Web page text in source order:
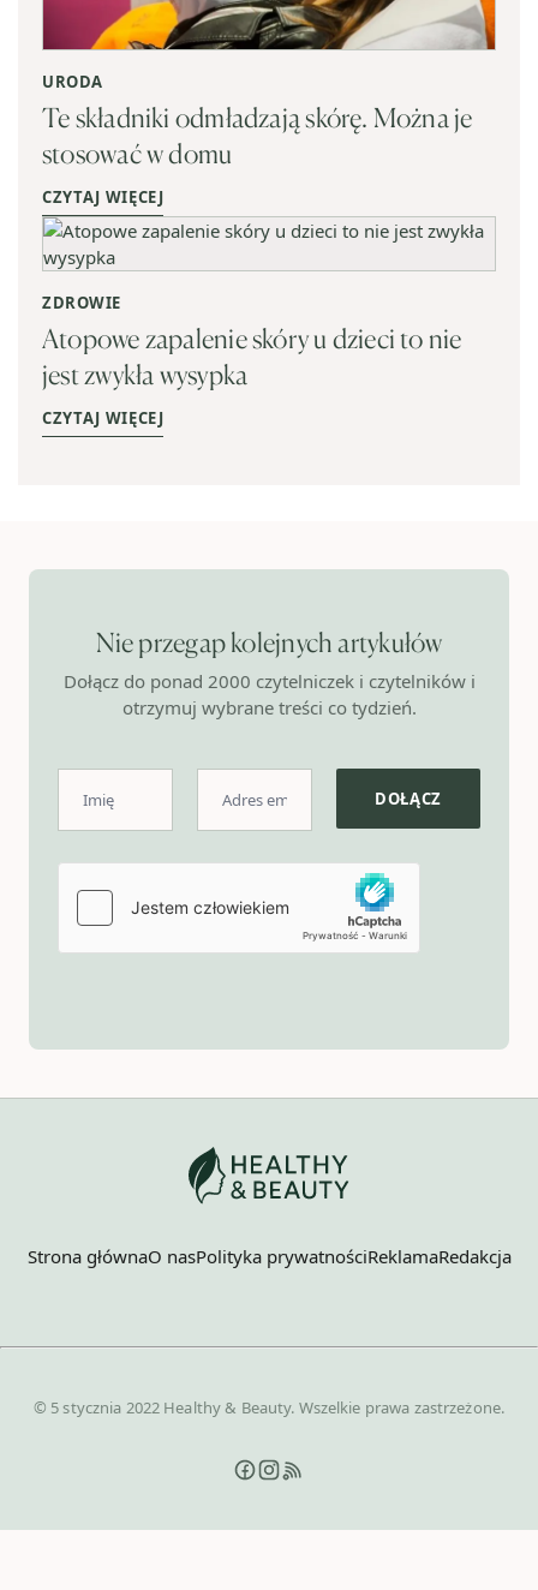
URODA
Te składniki odmładzają skórę. Można je
stosować w domu
CZYTAJ WIĘCEJ
ZDROWIE
Atopowe zapalenie skóry u dzieci to nie
jest zwykła wysypka
CZYTAJ WIĘCEJ
Nie przegap kolejnych artykułów
Dołącz do ponad 2000 czytelniczek i czytelników i
otrzymuj wybrane treści co tydzień.
Strona głównaO nasPolityka prywatnościReklamaRedakcja
© 5 stycznia 2022 Healthy & Beauty. Wszelkie prawa zastrzeżone.